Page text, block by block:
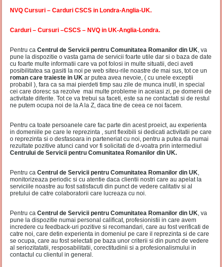
NVQ Cursuri – Carduri CSCS in Londra-Anglia-UK.
Carduri – Cursuri –CSCS – NVQ in UK-Anglia-Londra.
Pentru caCentrul de Servicii pentru Comunitatea Romanilor din UK, va
pune la dispozitie o vasta gama de servicii foarte utile dar si o baza de date
cu foarte multe informatii care va pot folosi in multe situatii, deci aveti
posibilitatea sa gasiti la noi pe web siteu-rile noastre de mai sus, tot ce un
roman care traieste in UK ar putea avea nevoie, ( cu unele exceptii
probabil ), fara ca sa mai pierdeti timp sau zile de munca inutil, in special
cei care doresc sa rezolve mai multe probleme in aceiasi zi, pe domenii de
activitate diferite. Tot ce va trebui sa faceti, este sa ne contactati si de restul
ne putem ocupa noi de la A la Z, daca tine de ceea ce noi facem.
Pentru ca toate persoanele care fac parte din acest proeict, au experienta
in domeniile pe care le reprezinta , sunt flexibili si dedicati activitatii pe care
o reprezinta si o desfasoara in parteneriat cu noi, pentru a putea da numai
rezultate pozitive atunci cand vor fi solicitati de d-voatra prin intermediul
Centrului de Servicii pentru Comunitatea Romanilor din UK.
Pentru caCentrul de Servicii pentru Comunitatea Romanilor din UK,
monitorizeaza periodic si cu atentie daca clientii nostri care au apelat la
serviciile noastre au fost satisfacuti din punct de vedere calitativ si al
pretului de catre colaboratorii care lucreaza cu noi.
Pentru caCentrul de Servicii pentru Comunitatea Romanilor din UK, va
pune la dispozitie numai personal calificat, profesionistii in care avem
incredere cu feedback-uri pozitive si recomandari, care au fost verificati de
catre noi, care detin experienta in domeniul pe care il reprezinta si de care
se ocupa, care au fost selectati pe baza unor criterii si din punct de vedere
al seriozitatatii, resposabilitatii, corectitudinii si a profesionalismului in
contactul cu clientul in general.